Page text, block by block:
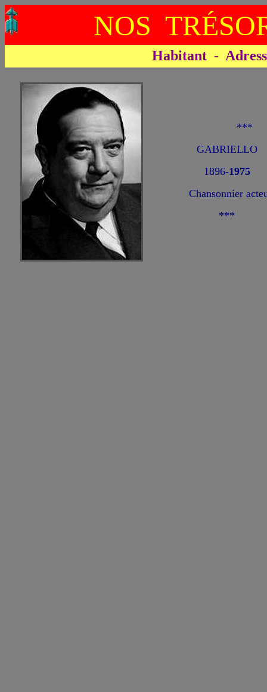
NOS
Habitant -
***
GABRIELLO
1896-1975
Chansonnier
***